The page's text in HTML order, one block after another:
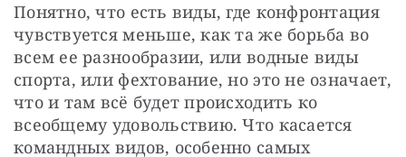
Понятно, что есть виды, где конфронтация
чувствуется меньше, как та же борьба во
всем ее разнообразии, или водные виды
спорта, или фехтование, но это не означает,
что и там всё будет происходить ко
всеобщему удовольствию. Что касается
командных видов, особенно самых